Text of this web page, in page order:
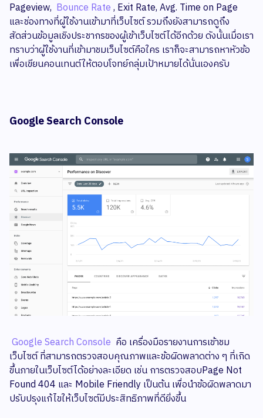
Pageview, Bounce Rate, Exit Rate, Avg. Time on Page
และช่องทางที่ผู้ใช้งานเข้ามาที่เว็บไซต์ รวมถึงยังสามารถดูถึง
สัดส่วนข้อมูลเชิงประชากรของผู้เข้าเว็บไซต์ได้อีกด้วย ดังนั้นเมื่อเรา
ทราบว่าผู้ใช้งานที่เข้ามาชมเว็บไซต์คือใคร เราก็จะสามารถหาหัวข้อ
เพื่อเขียนคอนเทนต์ให้ตอบโจทย์กลุ่มเป้าหมายได้นั่นเองครับ
Google Search Console
Google Search Console คือ เครื่องมือรายงานการเข้าชม
เว็บไซต์ ที่สามารถตรวจสอบคุณภาพและข้อผิดพลาดต่าง ๆ ที่เกิด
ขึ้นภายในเว็บไซต์ได้อย่างละเอียด เช่น การตรวจสอบPage Not
Found 404 และ Mobile Friendly เป็นต้น เพื่อนำข้อผิดพลาดมา
ปรับปรุงแก้ไขให้เว็บไซต์มีประสิทธิภาพที่ดียิ่งขึ้น